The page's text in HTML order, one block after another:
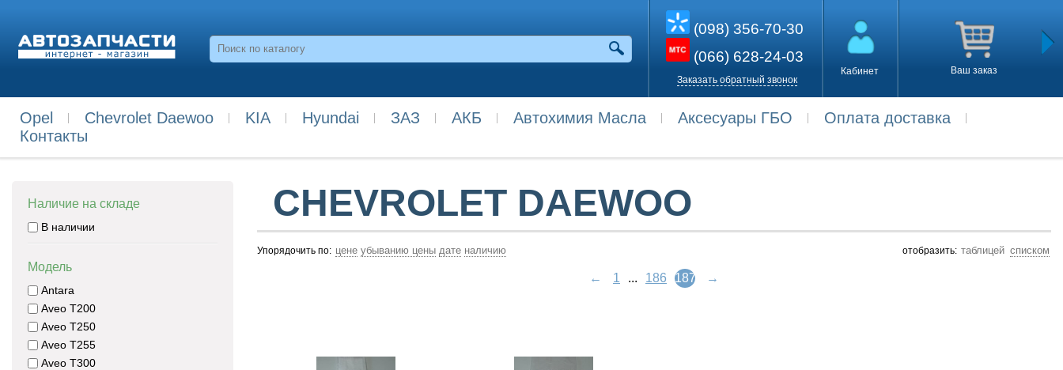
(098) 356-70-30
(066) 628-24-03
Заказать обратный звонок
Кабинет Ваш заказ
Opel Chevrolet Daewoo KIA Hyundai ЗАЗ АКБ Автохимия Масла Аксесуары ГБО
Оплата доставка
Контакты
Наличие на складе
В наличии
Модель
Antara
Aveo T200
Aveo T250
Aveo T255
Aveo T300
CHEVROLET DAEWOO
Упорядочить по: цене убыванию цены дате наличию отобразить:
← 1 ... 186 187 →